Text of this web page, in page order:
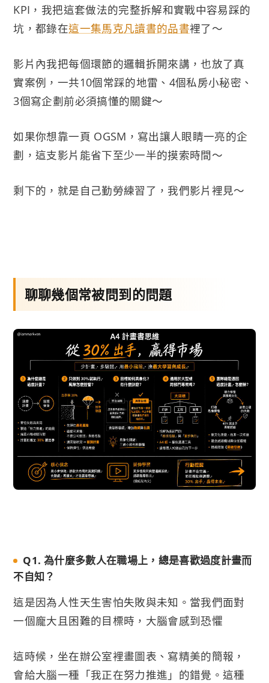
KPI，我把這套做法的完整拆解和實戰中容易踩的
坑，都錄在這一集馬克凡讀書的品書裡了～
影片內我把每個環節的邏輯拆開來講，也放了真
實案例，一共10個常踩的地雷、4個私房小秘密、
3個寫企劃前必須搞懂的關鍵～
如果你想靠一頁 OGSM，寫出讓人眼睛一亮的企
劃，這支影片能省下至少一半的摸索時間～
剩下的，就是自己勤勞練習了，我們影片裡見～
聊聊幾個常被問到的問題
Q1. 為什麼多數人在職場上，總是喜歡過度計畫而
不自知？
這是因為人性天生害怕失敗與未知。當我們面對
一個龐大且困難的目標時，大腦會感到恐懼
這時候，坐在辦公室裡畫圖表、寫精美的簡報，
會給大腦一種「我正在努力推進」的錯覺。這種